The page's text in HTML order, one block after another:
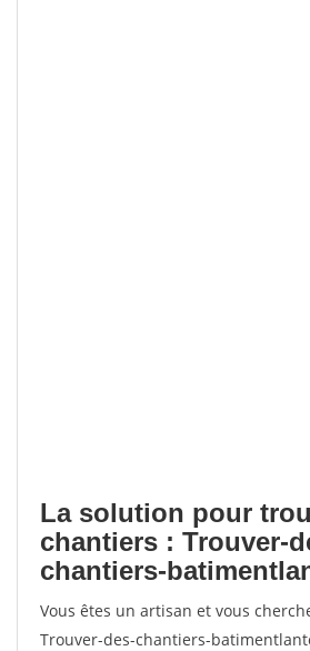
La solution pour
chantiers : Trouver-
chantiers-
Vous êtes un artisan et vous
Trouver-des-chantiers-